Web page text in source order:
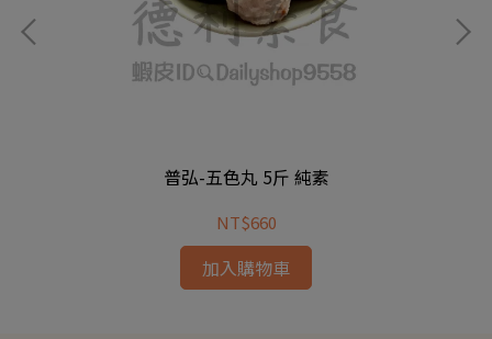
普弘-五色丸 5斤 純素
NT$660
加入購物車